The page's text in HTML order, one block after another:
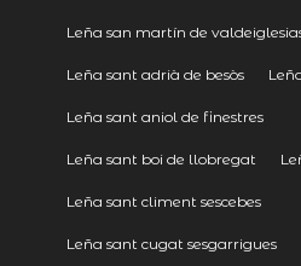
Leña san martín de
Leña sant adrià de besòs
Leña sant aniol de finestres
Leña sant boi de llobregat
Leña sant climent sescebes
Leña sant cugat sesgarrigues